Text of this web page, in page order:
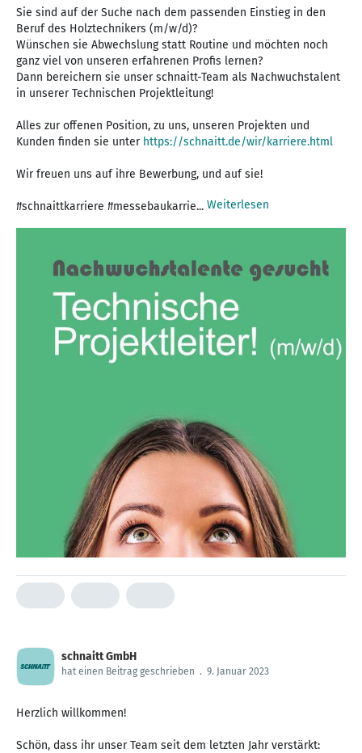
Sie sind auf der Suche nach dem passenden Einstieg in den
Beruf des Holztechnikers (m/w/d)?
Wünschen sie Abwechslung statt Routine und möchten noch
ganz viel von unseren erfahrenen Profis lernen?
Dann bereichern sie unser schnaitt-Team als Nachwuchstalent
in unserer Technischen Projektleitung!
Alles zur offenen Position, zu uns, unseren Projekten und
Kunden finden sie unter https://schnaitt.de/wir/karriere.html
Wir freuen uns auf ihre Bewerbung, und auf sie!
#schnaittkarriere #messebaukarrie... Weiterlesen
schnaitt GmbH
hat einen Beitrag geschrieben . 9. Januar 2023
Herzlich willkommen!
Schön, dass ihr unser Team seit dem letzten Jahr verstärkt: